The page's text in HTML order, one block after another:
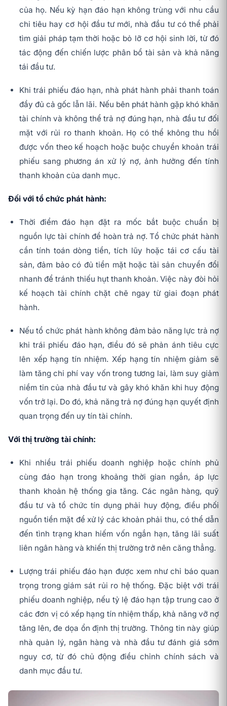
của họ. Nếu kỳ hạn đáo hạn không trùng với nhu cầu
chi tiêu hay cơ hội đầu tư mới, nhà đầu tư có thể phải
tìm giải pháp tạm thời hoặc bỏ lỡ cơ hội sinh lời, từ đó
tác động đến chiến lược phân bổ tài sản và khả năng
tái đầu tư.
Khi trái phiếu đáo hạn, nhà phát hành phải thanh toán
đầy đủ cả gốc lẫn lãi. Nếu bên phát hành gặp khó khăn
tài chính và không thể trả nợ đúng hạn, nhà đầu tư đối
mặt với rủi ro thanh khoản. Họ có thể không thu hồi
được vốn theo kế hoạch hoặc buộc chuyển khoản trái
phiếu sang phương án xử lý nợ, ảnh hưởng đến tính
thanh khoản của danh mục.
Đối với tổ chức phát hành:
Thời điểm đáo hạn đặt ra mốc bắt buộc chuẩn bị
nguồn lực tài chính để hoàn trả nợ. Tổ chức phát hành
cần tính toán dòng tiền, tích lũy hoặc tái cơ cấu tài
sản, đảm bảo có đủ tiền mặt hoặc tài sản chuyển đổi
nhanh để tránh thiếu hụt thanh khoản. Việc này đòi hỏi
kế hoạch tài chính chặt chẽ ngay từ giai đoạn phát
hành.
Nếu tổ chức phát hành không đảm bảo năng lực trả nợ
khi trái phiếu đáo hạn, điều đó sẽ phản ánh tiêu cực
lên xếp hạng tín nhiệm. Xếp hạng tín nhiệm giảm sẽ
làm tăng chi phí vay vốn trong tương lai, làm suy giảm
niềm tin của nhà đầu tư và gây khó khăn khi huy động
vốn trở lại. Do đó, khả năng trả nợ đúng hạn quyết định
quan trọng đến uy tín tài chính.
Với thị trường tài chính:
Khi nhiều trái phiếu doanh nghiệp hoặc chính phủ
cùng đáo hạn trong khoảng thời gian ngắn, áp lực
thanh khoản hệ thống gia tăng. Các ngân hàng, quỹ
đầu tư và tổ chức tín dụng phải huy động, điều phối
nguồn tiền mặt để xử lý các khoản phải thu, có thể dẫn
đến tình trạng khan hiếm vốn ngắn hạn, tăng lãi suất
liên ngân hàng và khiến thị trường trở nên căng thẳng.
Lượng trái phiếu đáo hạn được xem như chỉ báo quan
trọng trong giám sát rủi ro hệ thống. Đặc biệt với trái
phiếu doanh nghiệp, nếu tỷ lệ đáo hạn tập trung cao ở
các đơn vị có xếp hạng tín nhiệm thấp, khả năng vỡ nợ
tăng lên, đe dọa ổn định thị trường. Thông tin này giúp
nhà quản lý, ngân hàng và nhà đầu tư đánh giá sớm
nguy cơ, từ đó chủ động điều chỉnh chính sách và
danh mục đầu tư.